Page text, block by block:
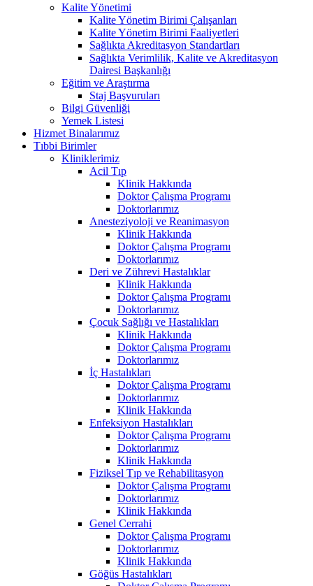
Kalite Yönetimi
Kalite Yönetim Birimi Çalışanları
Kalite Yönetim Birimi Faaliyetleri
Sağlıkta Akreditasyon Standartları
Sağlıkta Verimlilik, Kalite ve Akreditasyon
Dairesi Başkanlığı
Eğitim ve Araştırma
Staj Başvuruları
Bilgi Güvenliği
Yemek Listesi
Hizmet Binalarımız
Tıbbi Birimler
Kliniklerimiz
Acil Tıp
Klinik Hakkında
Doktor Çalışma Programı
Doktorlarımız
Anesteziyoloji ve Reanimasyon
Klinik Hakkında
Doktor Çalışma Programı
Doktorlarımız
Deri ve Zührevi Hastalıklar
Klinik Hakkında
Doktor Çalışma Programı
Doktorlarımız
Çocuk Sağlığı ve Hastalıkları
Klinik Hakkında
Doktor Çalışma Programı
Doktorlarımız
İç Hastalıkları
Doktor Çalışma Programı
Doktorlarımız
Klinik Hakkında
Enfeksiyon Hastalıkları
Doktor Çalışma Programı
Doktorlarımız
Klinik Hakkında
Fiziksel Tıp ve Rehabilitasyon
Doktor Çalışma Programı
Doktorlarımız
Klinik Hakkında
Genel Cerrahi
Doktor Çalışma Programı
Doktorlarımız
Klinik Hakkında
Göğüs Hastalıkları